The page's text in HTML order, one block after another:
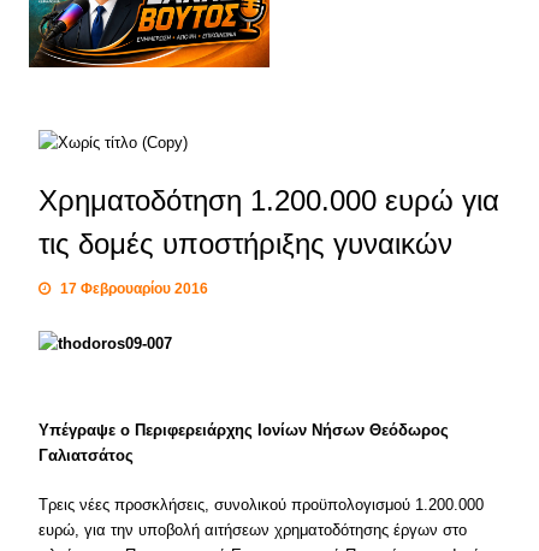
Χρηματοδότηση 1.200.000 ευρώ για
τις δομές υποστήριξης γυναικών
17 Φεβρουαρίου 2016
Υπέγραψε ο Περιφερειάρχης Ιονίων Νήσων Θεόδωρος
Γαλιατσάτος
Τρεις νέες προσκλήσεις, συνολικού προϋπολογισμού 1.200.000
ευρώ, για την υποβολή αιτήσεων χρηματοδότησης έργων στο